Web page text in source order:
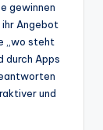
gewinnen
Angebot
„wo steht
durch Apps
und